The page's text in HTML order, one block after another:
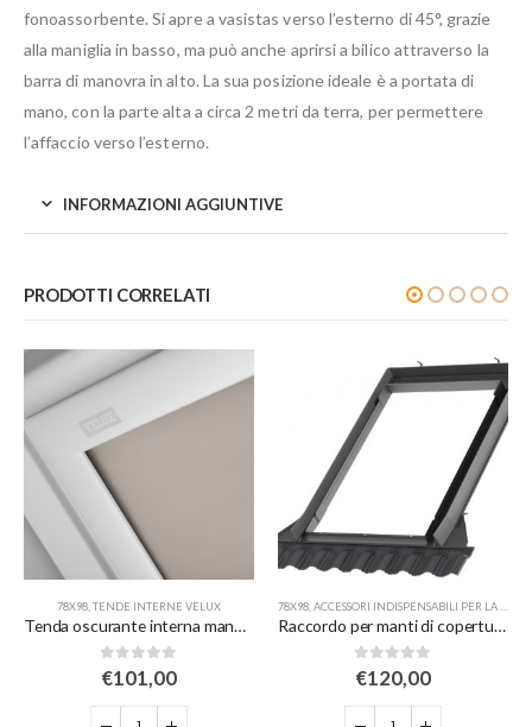
fonoassorbente. Si apre a vasistas verso l’esterno di 45°, grazie
alla maniglia in basso, ma può anche aprirsi a bilico attraverso la
barra di manovra in alto. La sua posizione ideale è a portata di
mano, con la parte alta a circa 2 metri da terra, per permettere
l’affaccio verso l’esterno.
INFORMAZIONI AGGIUNTIVE
PRODOTTI CORRELATI
78X98 TENDE INTERNE VELUX
Tenda oscurante interna manuale a rullo white line – beige – per finestre misura M04/304/1
0Su 5
€101,00
78X98 ACCESSORI INDISPENSABILI PER LA POSA VELUX
Raccordo per manti di copertura sagomata in alluminio
0Su 5
€120,00